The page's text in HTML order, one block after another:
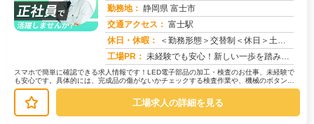
勤務地： 静岡県 富士市
交通アクセス： 富士駅
休日・休暇：
＜勤務形態＞交替制＜休日＞土日祝★ＧＷ★夏季休暇★冬季休暇★年末年始
工場PR： 未経験でも安心！新しい一歩を踏み出してみませんか？株式会社京栄センターでは、未経験者多数活躍中！不安な気持ちは、私...
スマホで簡単に確認できる求人情報です！LED電子部品の加工・検査のお仕事、未経験で
も安心です。具体的には、完成品の傷がないかチェックする検査作業や、機械のボタンを
押して動作を確認するマシンオペレ...
工場求人の詳細を見る